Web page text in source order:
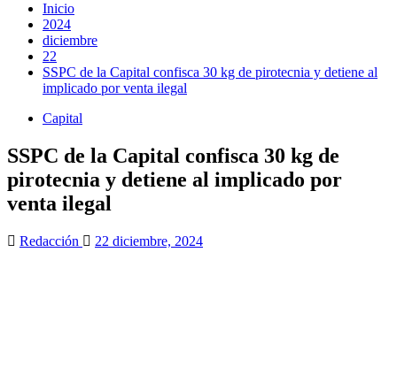
Inicio
2024
diciembre
22
SSPC de la Capital confisca 30 kg de pirotecnia y detiene al
implicado por venta ilegal
Capital
SSPC de la Capital confisca 30 kg de
pirotecnia y detiene al implicado por
venta ilegal
Redacción 22 diciembre, 2024